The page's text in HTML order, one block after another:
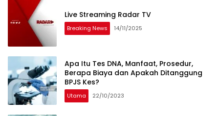
Live Streaming Radar TV
Breaking News 14/11/2025
Apa Itu Tes DNA, Manfaat, Prosedur,
Berapa Biaya dan Apakah Ditanggung
BPJS Kes?
Utama 22/10/2023